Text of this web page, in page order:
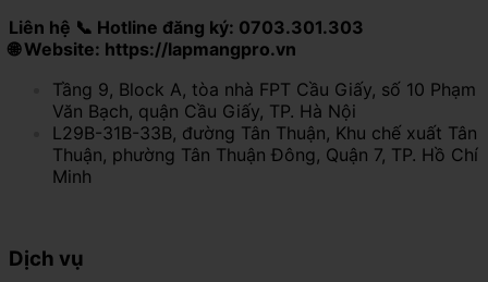
Liên hệ 📞 Hotline đăng ký: 0703.301.303
🌐 Website: https://lapmangpro.vn
Tầng 9, Block A, tòa nhà FPT Cầu Giấy, số 10 Phạm
Văn Bạch, quận Cầu Giấy, TP. Hà Nội
L29B-31B-33B, đường Tân Thuận, Khu chế xuất Tân
Thuận, phường Tân Thuận Đông, Quận 7, TP. Hồ Chí
Minh
Dịch vụ